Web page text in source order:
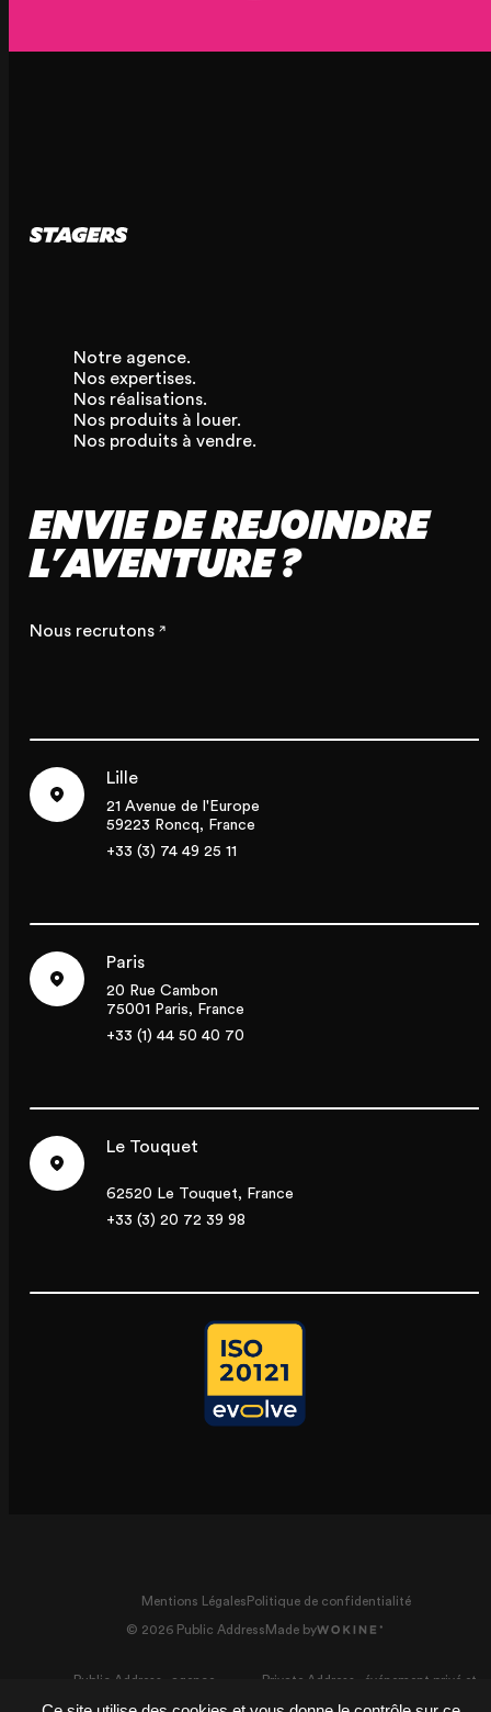
Notre agence.
Nos expertises.
Nos réalisations.
Nos produits à louer.
Nos produits à vendre.
ENVIE DE REJOINDRE
L'AVENTURE ?
Nous recrutons
Lille
21 Avenue de l'Europe
59223 Roncq, France
+33 (3) 74 49 25 11
Paris
20 Rue Cambon
75001 Paris, France
+33 (1) 44 50 40 70
Le Touquet
62520 Le Touquet, France
+33 (3) 20 72 39 98
Mentions Légales Politique de confidentialité
© 2026 Public Address Made by
Public Address - agence
Private Address - événement privé et